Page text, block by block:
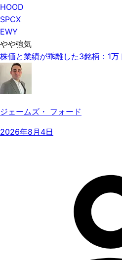
HOOD
SPCX
EWY
やや強気
株価と業績が乖離した3銘柄：1
ジェームズ・ フォード
2026年8月4日